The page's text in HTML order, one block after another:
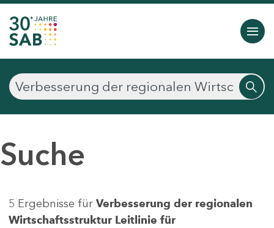
Suche
5 Ergebnisse für Verbesserung der regionalen
Wirtschaftsstruktur Leitlinie für